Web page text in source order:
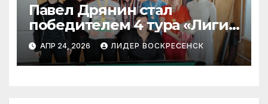
Павел Дрянин стал
победителем 4 тура «Лиги
бильярда»
АПР 24, 2026 ЛИДЕР ВОСКРЕСЕНСК